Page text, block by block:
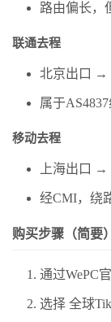
路由偏长，
联通去程
北京出口
属于
移动去程
上海出口
经CMI，绕
购买步骤（简要）
通过WePC
选择 全球